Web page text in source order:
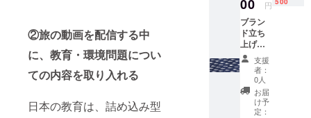
②旅の動画を配信する中
に、教育・環境問題につい
ての内容を取り入れる
日本の教育は、詰め込み型
礼の
メール
00 円
ブラン
ド立ち
上げ記
念手拭
い（ク
ラウド
ファン
ディン
グのみ
支援
者：
0人
お届
け予
定：